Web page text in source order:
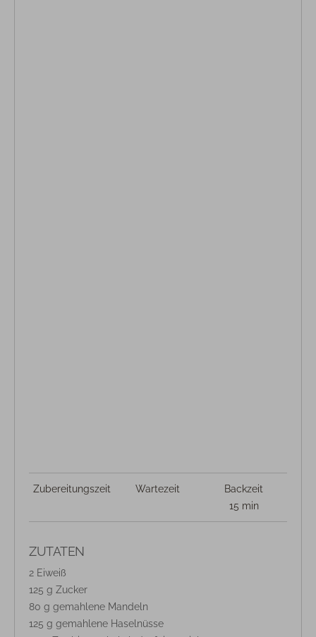
Zubereitungszeit Wartezeit
Backzeit
15 min
ZUTATEN
2 Eiweiß
125 g Zucker
80 g gemahlene Mandeln
125 g gemahlene Haselnüsse